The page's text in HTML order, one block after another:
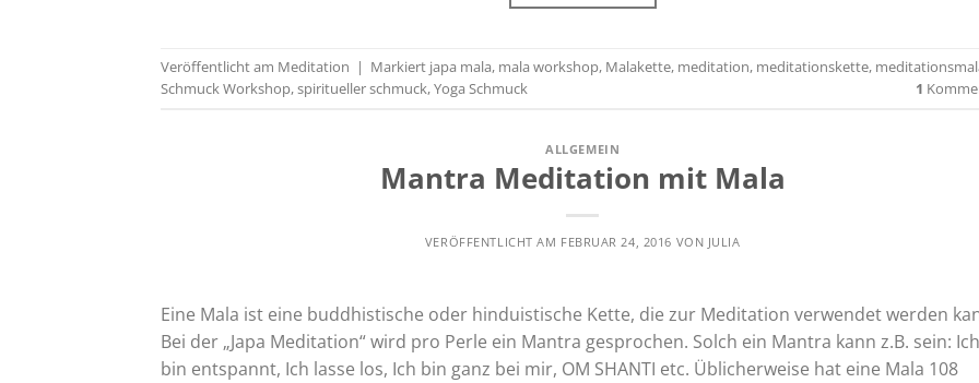
Veröffentlicht am Meditation | Markiert japa mala, mala workshop, Malakette, meditation, meditationskette,
Schmuck Workshop,spiritueller schmuck,Yoga Schmuck 1
ALLGEMEIN
Mantra Meditation mit Mala
VERÖFFENTLICHT AM FEBRUAR 24, 2016 VON JULIA
Eine Mala ist eine buddhistische oder hinduistische Kette, die zur Meditation verwendet werden
Bei der „Japa Meditation“ wird pro Perle ein Mantra gesprochen. Solch ein Mantra kann z.B. sein: Ich
bin entspannt, Ich lasse los, Ich bin ganz bei mir, OM SHANTI etc. Üblicherweise hat eine Mala 108